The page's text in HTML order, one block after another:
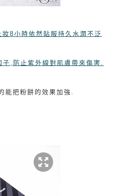
妝8小時依然貼服持久水潤不泛
,防止紫外線對肌膚帶來傷害.
能把粉餅的效果加強.